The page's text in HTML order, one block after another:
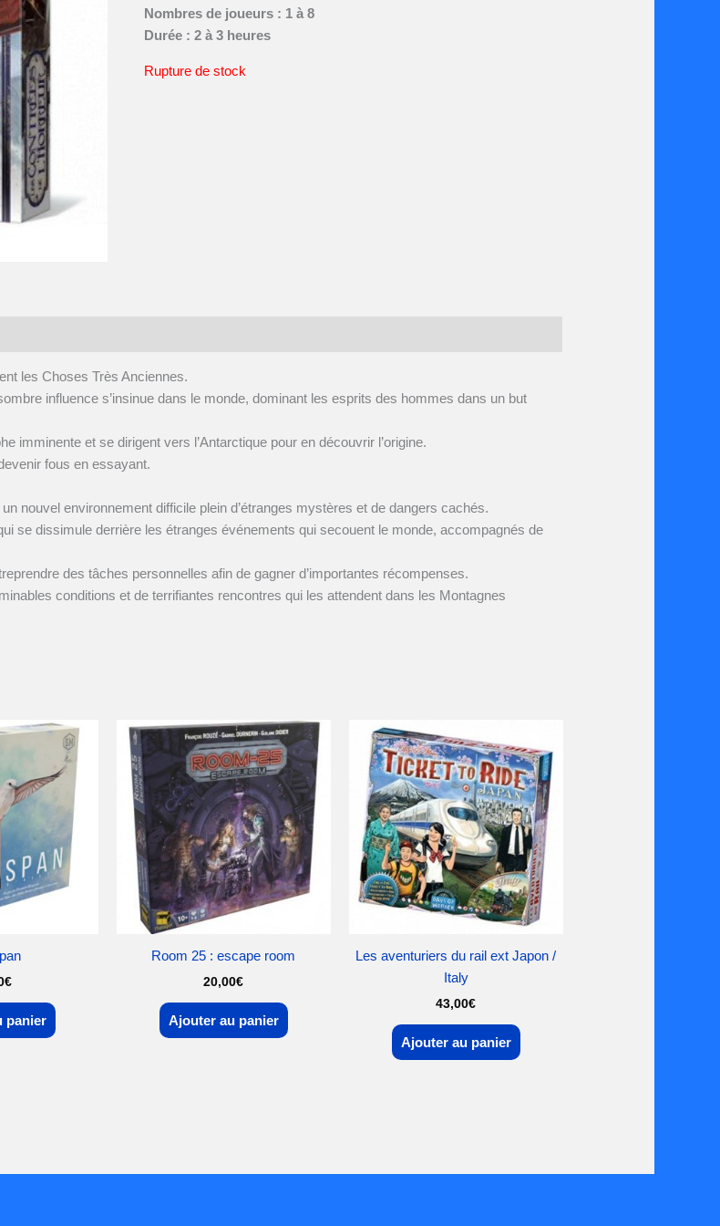
Nombres de joueurs : 1 à 8
Durée : 2 à 3 heures
Rupture de stock
les Choses Très Anciennes.
influence s’insinue dans le monde, dominant les esprits des hommes dans un but
imminente et se dirigent vers l’Antarctique pour en découvrir l’origine.
fous en essayant.
nouvel environnement difficile plein d’étranges mystères et de dangers cachés.
se dissimule derrière les étranges événements qui secouent le monde, accompagnés de
des tâches personnelles afin de gagner d’importantes récompenses.
conditions et de terrifiantes rencontres qui les attendent dans les Montagnes
€
panier
Room 25 : escape room
20,00€
Ajouter au panier
Les aventuriers du rail ext Japon /
Italy
43,00€
Ajouter au panier